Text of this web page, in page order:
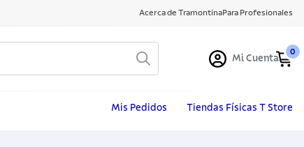
Acerca de TramontinaPara Profesionales
Mi Cuenta
0
Mis Pedidos Tiendas Físicas T Store